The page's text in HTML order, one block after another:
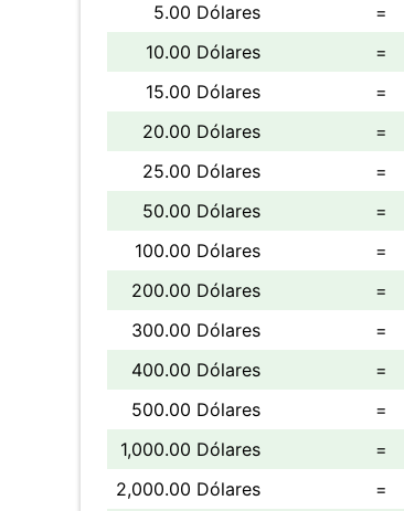
5.00 Dólares
=
10.00 Dólares
=
15.00 Dólares
=
20.00 Dólares
=
25.00 Dólares
=
50.00 Dólares
=
100.00 Dólares
=
200.00 Dólares
=
300.00 Dólares
=
400.00 Dólares
=
500.00 Dólares
=
1,000.00 Dólares
=
2,000.00 Dólares
=